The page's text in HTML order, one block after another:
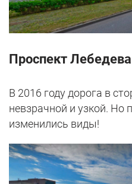
Проспект Лебедева
В 2016 году дорога в
невзрачной и узкой. Но
изменились виды!